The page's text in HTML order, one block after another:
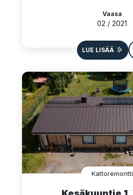
Vaasa
02 / 2021
LUE LISÄÄ
Kattoremontti